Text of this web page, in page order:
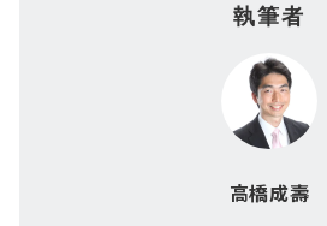
執筆者
高橋成壽